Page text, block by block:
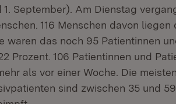
September). Am Dienstag
116 Menschen davon liegen
waren das noch 95 Patientinnen
Prozent. 106 Patientinnen und
als vor einer Woche. Die meisten
sind zwischen 35 und